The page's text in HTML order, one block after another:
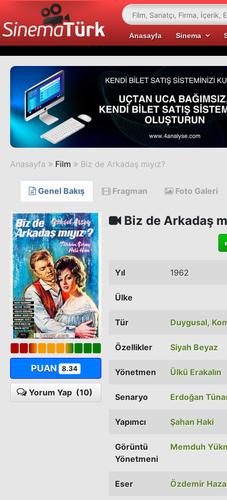
Anasayfa Sinema
Anasayfa Film Biz de Arkadaş mıyız?
Genel Bakış Fragman Foto Galeri
PUAN 8.34
Yorum Yap (10)
Biz de Arkadaş
Yıl 1962
Ülke
Tür Duygusal,
Özellikler Siyah Beyaz
Yönetmen Ülkü Erakalın
Senaryo Erdoğan
Yapımcı Şahan Haki
Görüntü
Yönetmeni
Memduh
Eser Özdemir